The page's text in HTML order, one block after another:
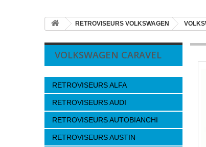
RETROVISEURS VOLKSWAGEN
VOLKSWAGEN CARAVEL
RETROVISEURS ALFA
RETROVISEURS AUDI
RETROVISEURS AUTOBIANCHI
RETROVISEURS AUSTIN